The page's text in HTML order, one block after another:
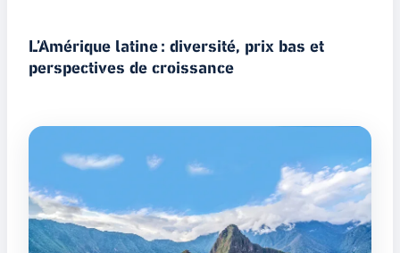
L’Amérique latine : diversité, prix bas et
perspectives de croissance